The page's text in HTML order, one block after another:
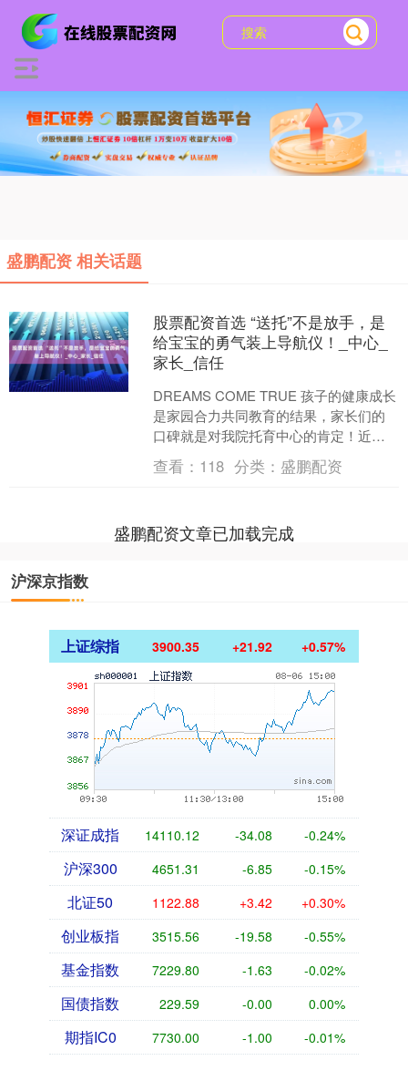
盛鹏配资 相关话题
股票配资首选 “送托”不是放手，是
给宝宝的勇气装上导航仪！_中心_
家长_信任
DREAMS COME TRUE 孩子的健康成长
是家园合力共同教育的结果，家长们的
口碑就是对我院托育中心的肯定！近
期，衡水市中医医院托育中心收到了来
自家长的感谢....
查看： 118 分类： 盛鹏配资
盛鹏配资文章已加载完成
沪深京指数
上证综指 3900.35 +21.92 +0.57%
深证成指 14110.12 -34.08 -0.24%
沪深300 4651.31 -6.85 -0.15%
北证50 1122.88 +3.42 +0.30%
创业板指 3515.56 -19.58 -0.55%
基金指数 7229.80 -1.63 -0.02%
国债指数 229.59 -0.00 0.00%
期指IC0 7730.00 -1.00 -0.01%